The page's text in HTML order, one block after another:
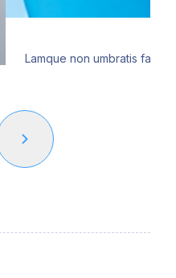
Lamque non umbratis
ingressusque obscuro iam
regiis indumentis
et paludamento communi,
haec nihil passurum velut